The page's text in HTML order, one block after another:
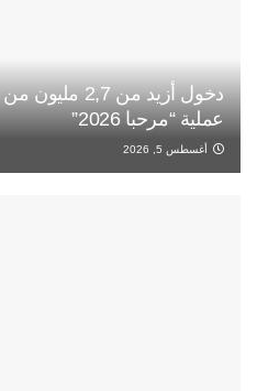
دخول أزيد من
عملية “مرحبا 2026”
أغسطس 5, 2026